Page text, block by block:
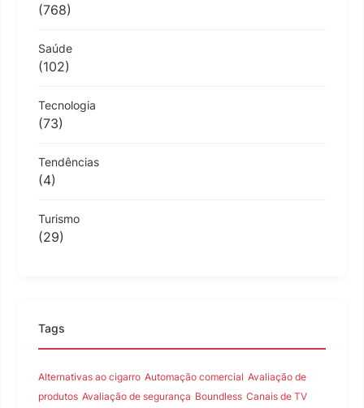
(768)
Saúde
(102)
Tecnologia
(73)
Tendências
(4)
Turismo
(29)
Tags
Alternativas ao cigarro Automação comercial Avaliação de
produtos Avaliação de segurança Boundless Canais de TV